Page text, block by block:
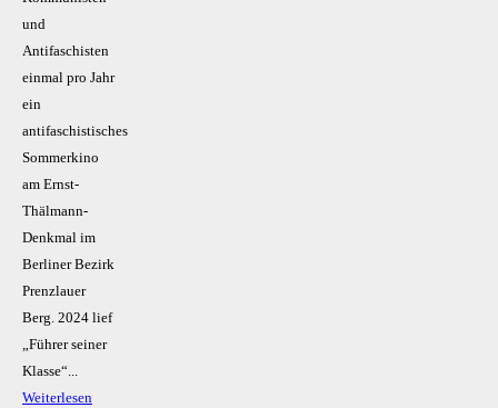
und
Antifaschisten
einmal pro Jahr
ein
antifaschistisches
Sommerkino
am Ernst-
Thälmann-
Denkmal im
Berliner Bezirk
Prenzlauer
Berg. 2024 lief
„Führer seiner
Klasse“...
Weiterlesen